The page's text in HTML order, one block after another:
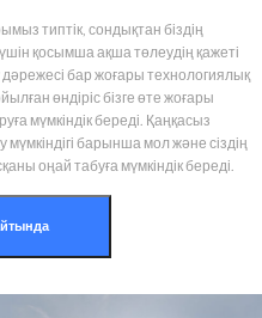
типтік, сондықтан біздің
қосымша ақша төлеудің қажеті
бар жоғары технологиялық
өндіріс бізге өте жоғары
мүмкіндік береді. Қаңқасыз
барынша мол және сіздің
оңай табуға мүмкіндік береді.